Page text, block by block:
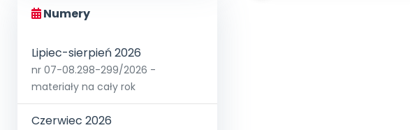
Numery
Lipiec-sierpień 2026
nr 07-08.298-299/2026 -
materiały na cały rok
Czerwiec 2026